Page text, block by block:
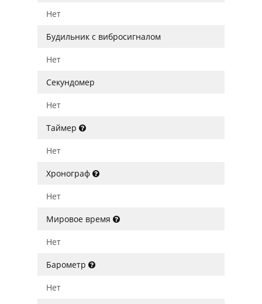
Нет
Будильник с вибросигналом
Нет
Секундомер
Нет
Таймер
Нет
Хронограф
Нет
Мировое время
Нет
Барометр
Нет